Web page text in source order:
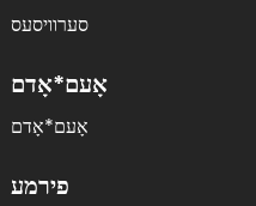
סערוויסעס
אָעם*אָדם
אָעם*אָדם
פירמע